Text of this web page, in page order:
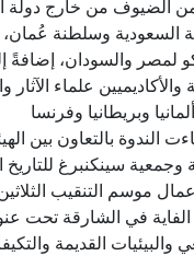
الضيوف من خارج دولة
السعودية وسلطنة عُمان،
لمصر والسودان، إضافةً
علماء الآثار
وبريطانيا وفرنسا
الندوة بالتعاون بين
وجمعية سينكنبرغ للتاريخ
موسم التنقيب
في الشارقة تحت
والبيئيات القديمة